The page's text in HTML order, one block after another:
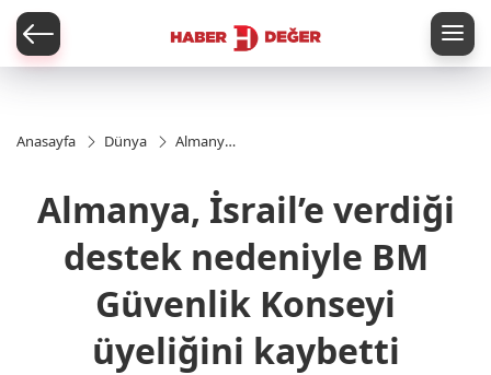
Anasayfa Dünya
Almanya,
destek
nedeniyle
Güvenlik
üyeliğini
kaybetti
Almanya, İsrail’e verdiği
destek nedeniyle BM
Güvenlik Konseyi
üyeliğini kaybetti